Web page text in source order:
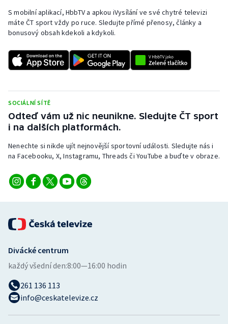
Ragby
Rychlobruslení
Short track
Sportovní střelba
Stolní tenis
Triatlon
Vodní slalom
Volejbal
Ostatní
S mobilní aplikací, HbbTV a apkou iVysílání ve své chytré televizi
máte ČT sport vždy po ruce. Sledujte přímé přenosy, články a
bonusový obsah kdekoli a kdykoli.
SOCIÁLNÍ SÍTĚ
Odteď vám už nic neunikne. Sledujte ČT sport
i na dalších platformách.
Nenechte si nikde ujít nejnovější sportovní události. Sledujte nás i
na Facebooku, X, Instagramu, Threads či YouTube a buďte v obraze.
Divácké centrum
každý všední den:8:00—16:00 hodin
261 136 113
info@ceskatelevize.cz